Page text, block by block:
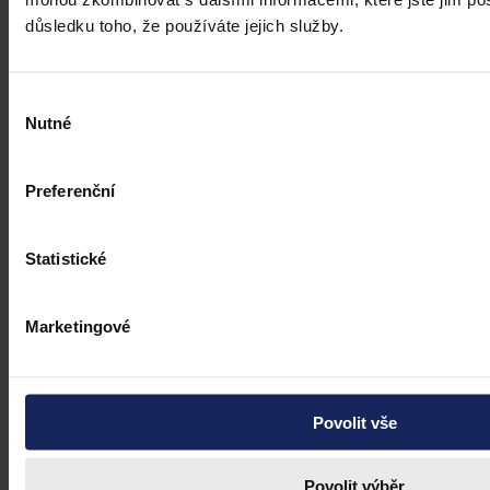
důsledku toho, že používáte jejich služby.
souhlasu
Nutné
Preferenční
Statistické
Marketingové
Povolit vše
Povolit výběr
Články